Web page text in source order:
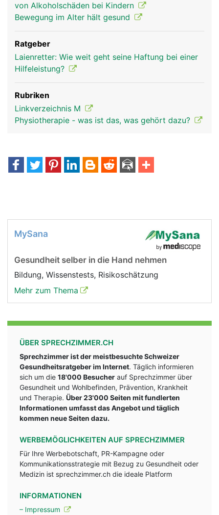
von Alkoholschäden bei Kindern
Bewegung im Alter hält gesund
Ratgeber
Laienretter: Wie weit geht seine Haftung bei einer
Hilfeleistung?
Rubriken
Linkverzeichnis M
Physiotherapie - was ist das, was gehört dazu?
MySana
Gesundheit selber in die Hand nehmen
Bildung, Wissenstests, Risikoschätzung
Mehr zum Thema
ÜBER SPRECHZIMMER.CH
Sprechzimmer ist der meistbesuchte Schweizer
Gesundheitsratgeber im Internet. Täglich informieren
sich um die 18'000 Besucher auf Sprechzimmer über
Gesundheit und Wohlbefinden, Prävention, Krankheit
und Therapie. Über 23'000 Seiten mit fundlerten
Informationen umfasst das Angebot und täglich
kommen neue Seiten dazu.
WERBEMÖGLICHKEITEN AUF SPRECHZIMMER
Für Ihre Werbebotschaft, PR-Kampagne oder
Kommunikationsstrategie mit Bezug zu Gesundheit oder
Medizin ist sprechzimmer.ch die ideale Platform
INFORMATIONEN
– Impressum